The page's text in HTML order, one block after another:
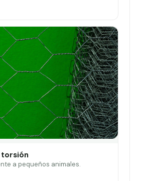
a pequeños animales.